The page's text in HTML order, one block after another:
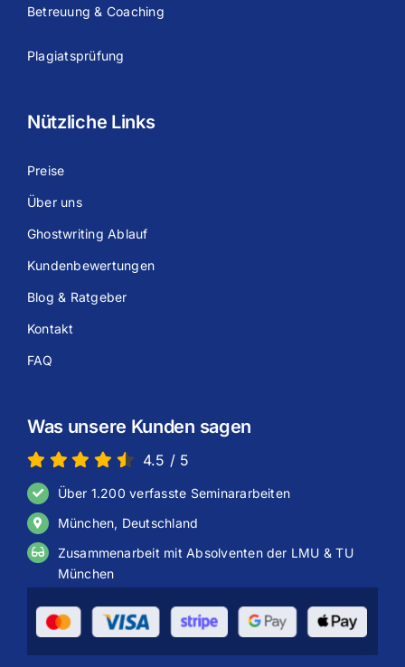
Betreuung & Coaching
Plagiatsprüfung
Nützliche Links
Preise
Über uns
Ghostwriting Ablauf
Kundenbewertungen
Blog & Ratgeber
Kontakt
FAQ
Was unsere Kunden sagen
4.5 / 5
Über 1.200 verfasste Seminararbeiten
München, Deutschland
Zusammenarbeit mit Absolventen der LMU & TU
München